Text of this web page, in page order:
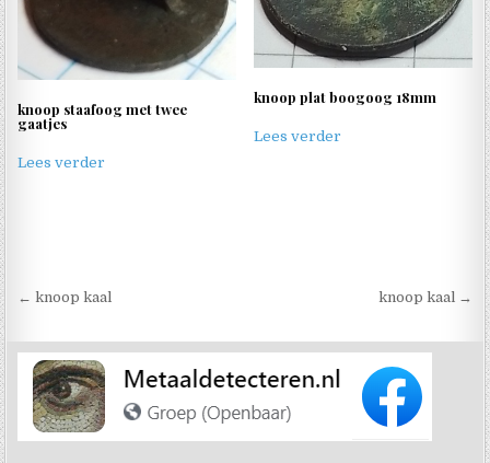
knoop staafoog met twee
gaatjes
Lees verder
knoop plat boogoog 18mm
Lees verder
Berichtnavigatie
← knoop kaal knoop kaal →